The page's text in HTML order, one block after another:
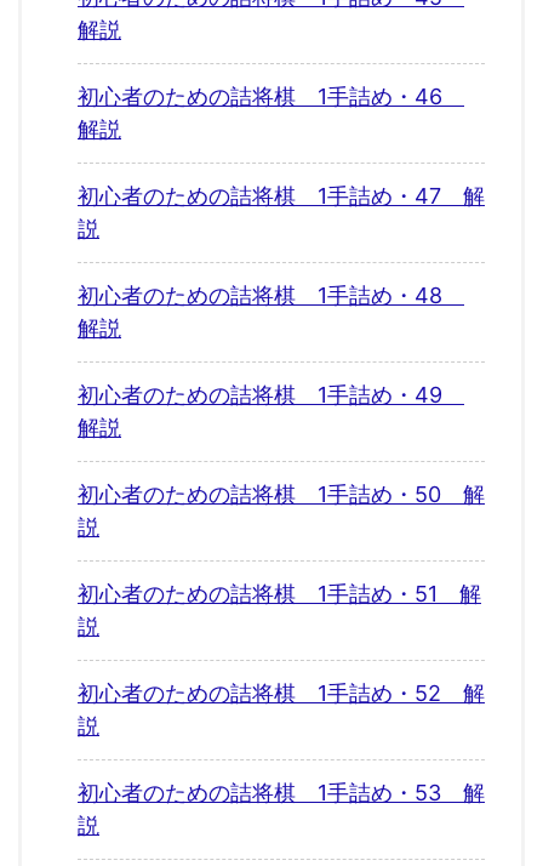
解説
初心者のための詰将棋 1手詰め・46
解説
初心者のための詰将棋 1手詰め・47 解
説
初心者のための詰将棋 1手詰め・48
解説
初心者のための詰将棋 1手詰め・49
解説
初心者のための詰将棋 1手詰め・50 解
説
初心者のための詰将棋 1手詰め・51 解
説
初心者のための詰将棋 1手詰め・52 解
説
初心者のための詰将棋 1手詰め・53 解
説